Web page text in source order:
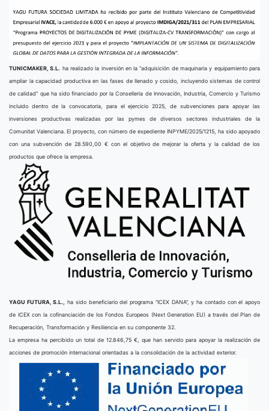
TUNICMAKER, S.L. ha realizado la inversión en la “adquisición de maquinaria y equipamiento para
ampliar la capacidad productiva en las fases de llenado y cosido, incluyendo sistemas de control
de calidad” que ha sido financiado por la Conselleria de Innovación, Industria, Comercio y Turismo
incluido dentro de la convocatoria, para el ejercicio 2025, de subvenciones para apoyar las
inversiones productivas realizadas por las pymes de diversos sectores industriales de la
Comunitat Valenciana. El proyecto, con número de expediente INPYME/2025/1215, ha sido apoyado
con una subvención de 28.590,00 € con el objetivo de mejorar la oferta y la calidad de los
productos que ofrece la empresa.
YAGU FUTURA, S.L.,
ha sido beneficiario del programa “ICEX DANA”, y ha contado con el apoyo
de ICEX con la cofinanciación de los Fondos Europeos (Next Generation EU) a través del Plan de
Recuperación, Transformación y Resiliencia en su componente 32.
La empresa ha percibido un total de 12.846,75 €, que han servido para apoyar la realización de
acciones de promoción internacional orientadas a la consolidación de la actividad exterior.